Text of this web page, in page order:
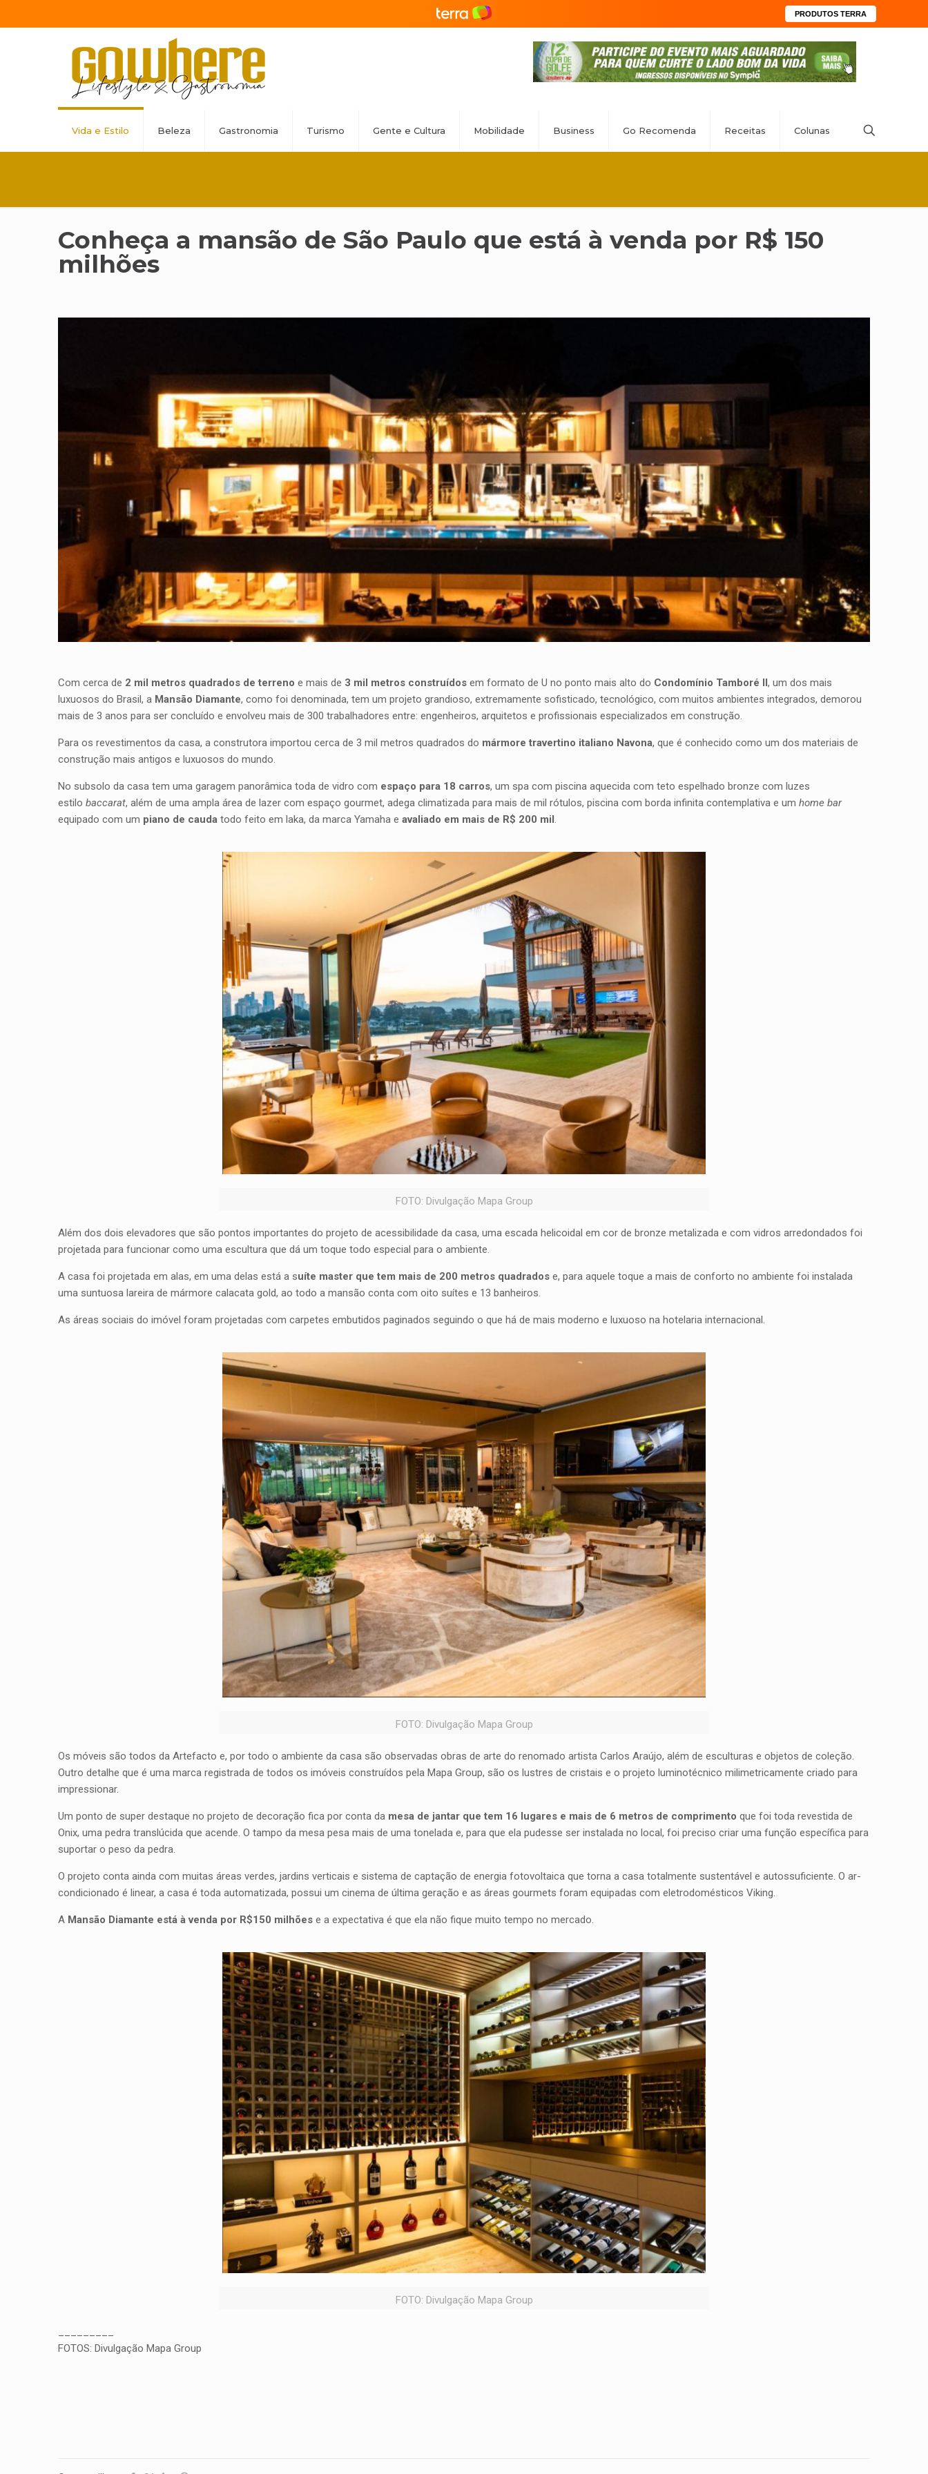
PRODUTOS TERRA
Vida e Estilo Beleza Gastronomia Turismo Gente e Cultura Mobilidade Business Go Recomenda Receitas Colunas
Conheça a mansão de São Paulo que está à venda por R$ 150
milhões
Com cerca de 2 mil metros quadrados de terreno e mais de 3 mil metros construídos em formato de U no ponto mais alto do Condomínio Tamboré II , um dos mais
luxuosos do Brasil, a Mansão Diamante, como foi denominada, tem um projeto grandioso, extremamente sofisticado, tecnológico, com muitos ambientes integrados, demorou
mais de 3 anos para ser concluído e envolveu mais de 300 trabalhadores entre: engenheiros, arquitetos e profissionais especializados em construção.
Para os revestimentos da casa, a construtora importou cerca de 3 mil metros quadrados do mármore travertino italiano Navona, que é conhecido como um dos materiais de
construção mais antigos e luxuosos do mundo.
No subsolo da casa tem uma garagem panorâmica toda de vidro com espaço para 18 carros, um spa com piscina aquecida com teto espelhado bronze com luzes
estilo baccarat, além de uma ampla área de lazer com espaço gourmet, adega climatizada para mais de mil rótulos, piscina com borda infinita contemplativa e um home bar
equipado com um piano de cauda todo feito em laka, da marca Yamaha e avaliado em mais de R$ 200 mil .
FOTO: Divulgação Mapa Group
Além dos dois elevadores que são pontos importantes do projeto de acessibilidade da casa, uma escada helicoidal em cor de bronze metalizada e com vidros arredondados foi
projetada para funcionar como uma escultura que dá um toque todo especial para o ambiente.
A casa foi projetada em alas, em uma delas está a suíte master que tem mais de 200 metros quadrados e, para aquele toque a mais de conforto no ambiente foi instalada
uma suntuosa lareira de mármore calacata gold, ao todo a mansão conta com oito suítes e 13 banheiros.
As áreas sociais do imóvel foram projetadas com carpetes embutidos paginados seguindo o que há de mais moderno e luxuoso na hotelaria internacional.
FOTO: Divulgação Mapa Group
Os móveis são todos da Artefacto e, por todo o ambiente da casa são observadas obras de arte do renomado artista Carlos Araújo, além de esculturas e objetos de coleção.
Outro detalhe que é uma marca registrada de todos os imóveis construídos pela Mapa Group, são os lustres de cristais e o projeto luminotécnico milimetricamente criado para
impressionar.
Um ponto de super destaque no projeto de decoração fica por conta da mesa de jantar que tem 16 lugares e mais de 6 metros de comprimento que foi toda revestida de
Onix, uma pedra translúcida que acende. O tampo da mesa pesa mais de uma tonelada e, para que ela pudesse ser instalada no local, foi preciso criar uma função específica para
suportar o peso da pedra.
O projeto conta ainda com muitas áreas verdes, jardins verticais e sistema de captação de energia fotovoltaica que torna a casa totalmente sustentável e autossuficiente. O ar-
condicionado é linear, a casa é toda automatizada, possui um cinema de última geração e as áreas gourmets foram equipadas com eletrodomésticos Viking.
A Mansão Diamante está à venda por R$150 milhões e a expectativa é que ela não fique muito tempo no mercado.
FOTO: Divulgação Mapa Group
FOTOS: Divulgação Mapa Group